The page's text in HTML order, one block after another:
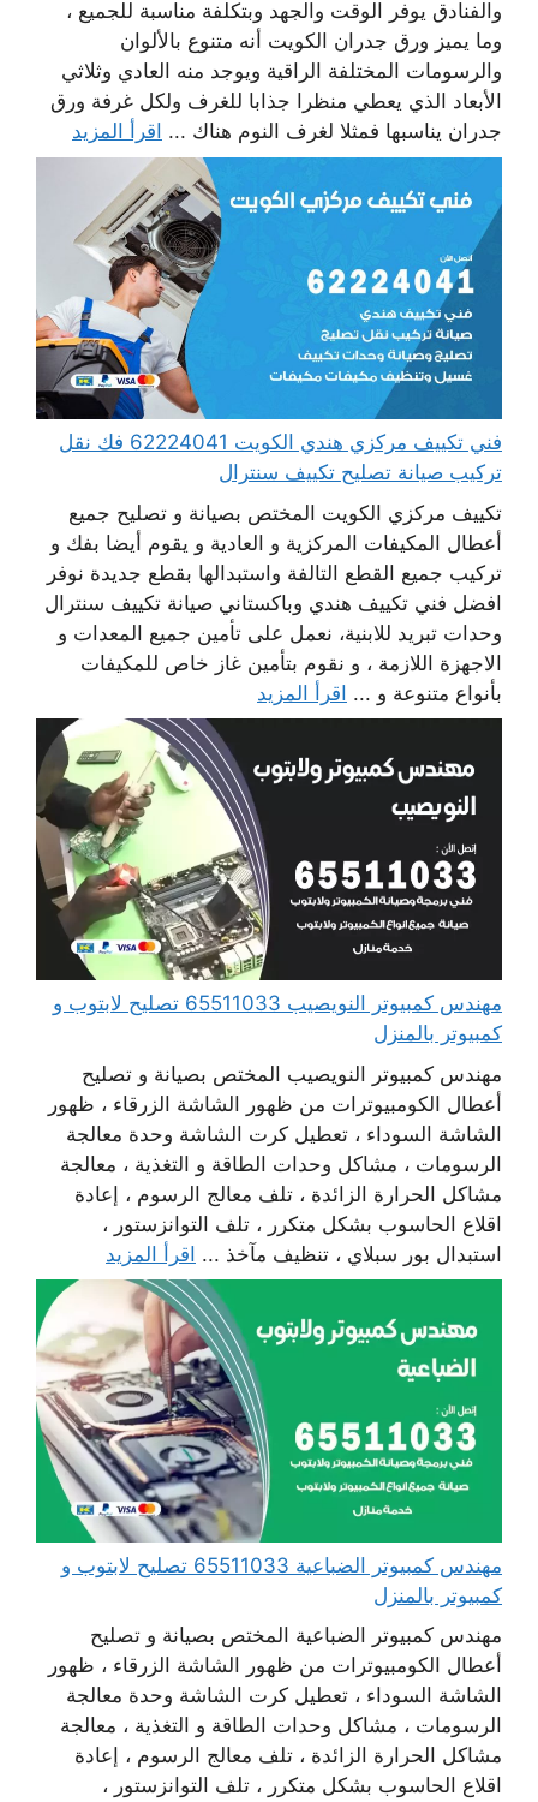
والفنادق يوفر الوقت والجهد وبتكلفة مناسبة للجميع ،
وما يميز ورق جدران الكويت أنه متنوع بالألوان
والرسومات المختلفة الراقية ويوجد منه العادي وثلاثي
الأبعاد الذي يعطي منظرا جذابا للغرف ولكل غرفة ورق
جدران يناسبها فمثلا لغرف النوم هناك ... اقرأ المزيد
فني تكييف مركزي هندي الكويت 62224041 فك نقل
تركيب صيانة تصليح تكييف سنترال
تكييف مركزي الكويت المختص بصيانة و تصليح جميع
أعطال المكيفات المركزية و العادية و يقوم أيضا بفك و
تركيب جميع القطع التالفة واستبدالها بقطع جديدة نوفر
افضل فني تكييف هندي وباكستاني صيانة تكييف سنترال
وحدات تبريد للابنية، نعمل على تأمين جميع المعدات و
الاجهزة اللازمة ، و نقوم بتأمين غاز خاص للمكيفات
بأنواع متنوعة و ... اقرأ المزيد
مهندس كمبيوتر النويصيب 65511033 تصليح لابتوب و
كمبيوتر بالمنزل
مهندس كمبيوتر النويصيب المختص بصيانة و تصليح
أعطال الكومبيوترات من ظهور الشاشة الزرقاء ، ظهور
الشاشة السوداء ، تعطيل كرت الشاشة وحدة معالجة
الرسومات ، مشاكل وحدات الطاقة و التغذية ، معالجة
مشاكل الحرارة الزائدة ، تلف معالج الرسوم ، إعادة
اقلاع الحاسوب بشكل متكرر ، تلف التوانزستور ،
استبدال بور سبلاي ، تنظيف مآخذ ... اقرأ المزيد
مهندس كمبيوتر الضباعية 65511033 تصليح لابتوب و
كمبيوتر بالمنزل
مهندس كمبيوتر الضباعية المختص بصيانة و تصليح
أعطال الكومبيوترات من ظهور الشاشة الزرقاء ، ظهور
الشاشة السوداء ، تعطيل كرت الشاشة وحدة معالجة
الرسومات ، مشاكل وحدات الطاقة و التغذية ، معالجة
مشاكل الحرارة الزائدة ، تلف معالج الرسوم ، إعادة
اقلاع الحاسوب بشكل متكرر ، تلف التوانزستور ،